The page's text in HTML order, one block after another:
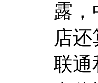
露，
店
联通